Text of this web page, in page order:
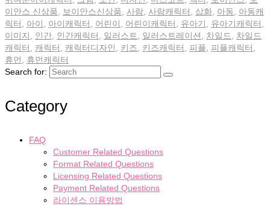
이안스 신상품
보이안스신상품 사람 사람캐릭터 삽화 아동
아동캐
릭터
아이 아이캐릭터 어린이 어린이캐릭터 유아기 유아기캐릭터
이미지
인간 인간캐릭터 일러스트 일러스트레이션 차일드
차일드
캐릭터
캐릭터 캐릭터디자인 키즈 키즈캐릭터 피플 피플캐릭터
휴먼
휴먼캐릭터
Search for:
Category
FAQ
Customer Related Questions
Format Related Questions
Licensing Related Questions
Payment Related Questions
라이센스 이용방법